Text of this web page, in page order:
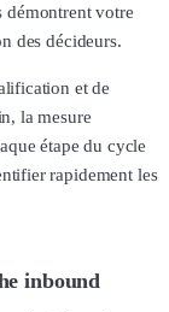
démontrent votre
des décideurs.
et de
la mesure
étape du cycle
rapidement les
inbound